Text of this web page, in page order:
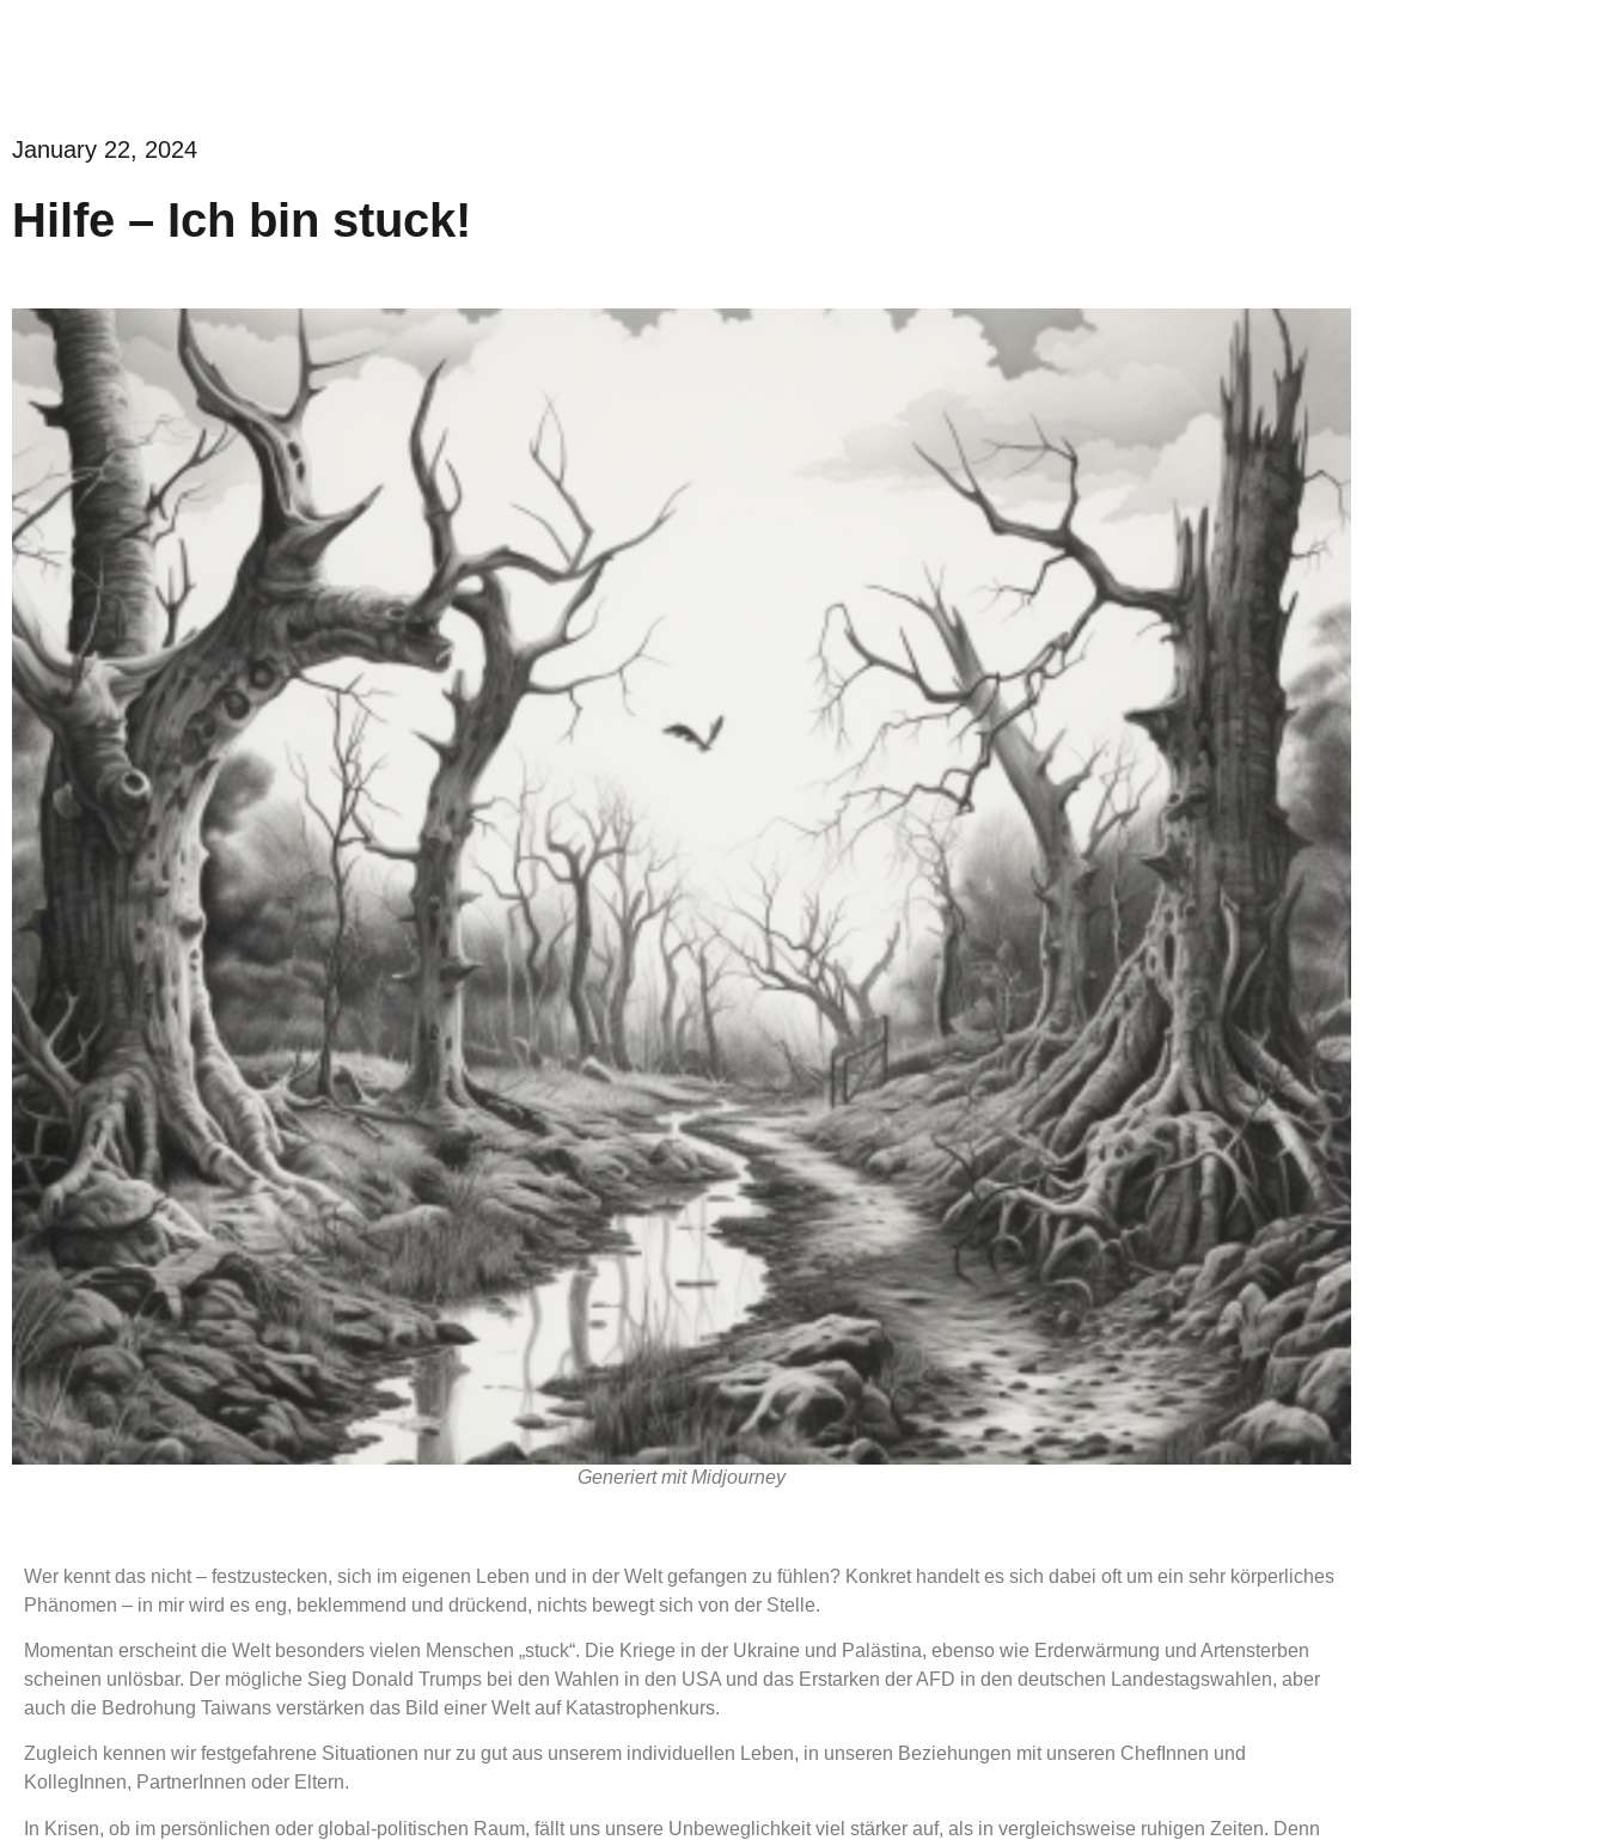
January 22, 2024
Hilfe – Ich bin stuck!
Generiert mit Midjourney
Wer kennt das nicht – festzustecken, sich im eigenen Leben und in der Welt gefangen zu fühlen? Konkret handelt es sich dabei oft um ein sehr körperliches
Phänomen – in mir wird es eng, beklemmend und drückend, nichts bewegt sich von der Stelle.
Momentan erscheint die Welt besonders vielen Menschen „stuck“. Die Kriege in der Ukraine und Palästina, ebenso wie Erderwärmung und Artensterben
scheinen unlösbar. Der mögliche Sieg Donald Trumps bei den Wahlen in den USA und das Erstarken der AFD in den deutschen Landestagswahlen, aber
auch die Bedrohung Taiwans verstärken das Bild einer Welt auf Katastrophenkurs.
Zugleich kennen wir festgefahrene Situationen nur zu gut aus unserem individuellen Leben, in unseren Beziehungen mit unseren ChefInnen und
KollegInnen, PartnerInnen oder Eltern.
In Krisen, ob im persönlichen oder global-politischen Raum, fällt uns unsere Unbeweglichkeit viel stärker auf, als in vergleichsweise ruhigen Zeiten. Denn